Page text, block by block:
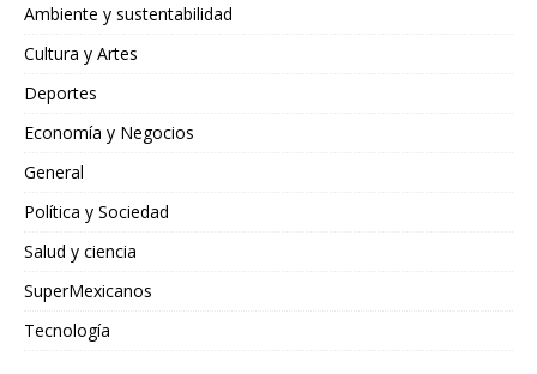
Ambiente y sustentabilidad
Cultura y Artes
Deportes
Economía y Negocios
General
Política y Sociedad
Salud y ciencia
SuperMexicanos
Tecnología